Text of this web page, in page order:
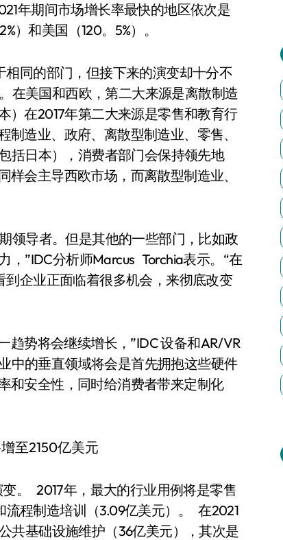
年期间市场增长率最快的地区依次是
）和美国（120。5%）。
同的部门，但接下来的演变却十分不
在美国和西欧，第二大来源是离散制造
）在2017年第二大来源是零售和教育行
造业、政府、离散型制造业、零售、
括日本），消费者部门会保持领先地
会主导西欧市场，而离散型制造业、
领导者。但是其他的一些部门，比如政
，”IDC分析师Marcus Torchia表示。“在
企业正面临着很多机会，来彻底改变
趋势将会继续增长，”IDC 设备和AR/VR
中的垂直领域将会是首先拥抱这些硬件
和安全性，同时给消费者带来定制化
。 2017年，最大的行业用例将是零售
程制造培训（3.09亿美元）。 在2021
共基础设施维护（36亿美元），其次是